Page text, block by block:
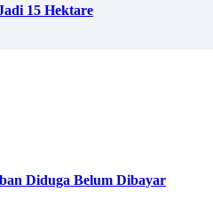
15 Hektare
Diduga Belum Dibayar